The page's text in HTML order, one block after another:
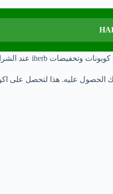
الحصول عليه. هذا لتحصل على